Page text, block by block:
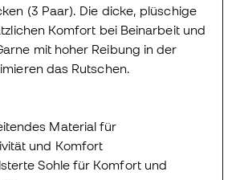
(3 Paar). Die dicke, plüschige
Komfort bei Beinarbeit und
mit hoher Reibung in der
das Rutschen.
Material für
und Komfort
Sohle für Komfort und